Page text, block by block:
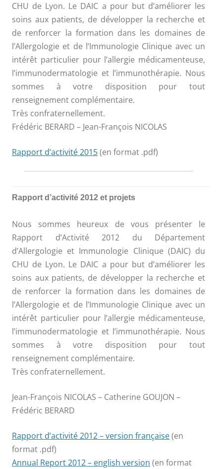
CHU de Lyon. Le DAIC a pour but d’améliorer les
soins aux patients, de développer la recherche et
de renforcer la formation dans les domaines de
l’Allergologie et de l’Immunologie Clinique avec un
intérêt particulier pour l’allergie médicamenteuse,
l’immunodermatologie et l’immunothérapie. Nous
sommes à votre disposition pour tout
renseignement complémentaire.
Très confraternellement.
Frédéric BERARD – Jean-François NICOLAS
Rapport d’activité 2015(en format .pdf)
Rapport d’activité 2012 et projets
Nous sommes heureux de vous présenter le
Rapport d’Activité 2012 du Département
d’Allergologie et Immunologie Clinique (DAIC) du
CHU de Lyon. Le DAIC a pour but d’améliorer les
soins aux patients, de développer la recherche et
de renforcer la formation dans les domaines de
l’Allergologie et de l’Immunologie Clinique avec un
intérêt particulier pour l’allergie médicamenteuse,
l’immunodermatologie et l’immunothérapie. Nous
sommes à votre disposition pour tout
renseignement complémentaire.
Très confraternellement.
Jean-François NICOLAS – Catherine GOUJON –
Frédéric BERARD
Rapport d’activité 2012 – version française(en
format .pdf)
Annual Report 2012 – english version (en format